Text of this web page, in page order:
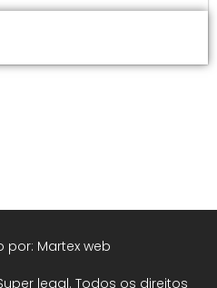
legal. Todos os direitos
por: Martex web